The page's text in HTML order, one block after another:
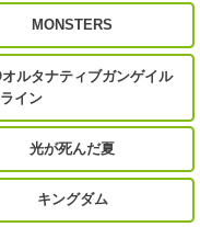
MONSTERS
ルタナティブガンゲイル
イン
光が死んだ夏
キングダム